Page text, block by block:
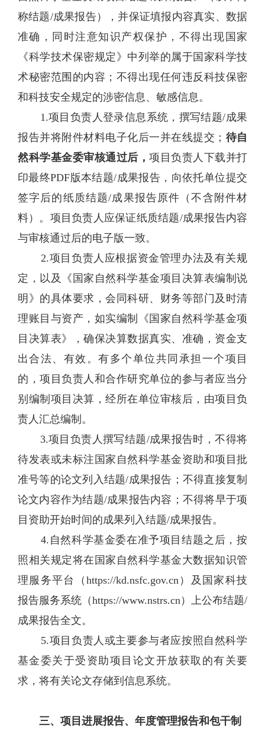
称结题/成果报告），并保证填报内容真实、数据
准确，同时注意知识产权保护，不得出现国家
《科学技术保密规定》中列举的属于国家科学技
术秘密范围的内容；不得出现任何违反科技保密
和科技安全规定的涉密信息、敏感信息。
1.项目负责人登录信息系统，撰写结题/成果
报告并将附件材料电子化后一并在线提交； 待自
然科学基金委审核通过后， 项目负责人下载并打
印最终PDF版本结题/成果报告，向依托单位提交
签字后的纸质结题/成果报告原件（不含附件材
料）。项目负责人应保证纸质结题/成果报告内容
与审核通过后的电子版一致。
2.项目负责人应根据资金管理办法及有关规
定，以及《国家自然科学基金项目决算表编制说
明》的具体要求，会同科研、财务等部门及时清
理账目与资产，如实编制《国家自然科学基金项
目决算表》，确保决算数据真实、准确，资金支
出合法、有效。有多个单位共同承担一个项目
的，项目负责人和合作研究单位的参与者应当分
别编制项目决算，经所在单位审核后，由项目负
责人汇总编制。
3.项目负责人撰写结题/成果报告时，不得将
待发表或未标注国家自然科学基金资助和项目批
准号等的论文列入结题/成果报告；不得直接复制
论文内容作为结题/成果报告内容；不得将早于项
目资助开始时间的成果列入结题/成果报告。
4.自然科学基金委在准予项目结题之后，按
照相关规定将在国家自然科学基金大数据知识管
理服务平台（https://kd.nsfc.gov.cn）及国家科技
报告服务系统（https://www.nstrs.cn）上公布结题/
成果报告全文。
5.项目负责人或主要参与者应按照自然科学
基金委关于受资助项目论文开放获取的有关要
求，将有关论文存储到信息系统。
三、项目进展报告、年度管理报告和包干制